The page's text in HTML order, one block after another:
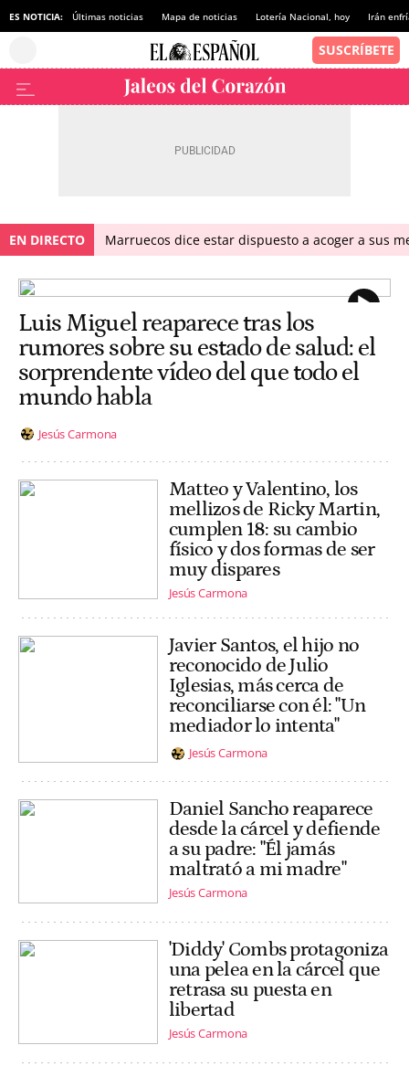
ES NOTICIA: Últimas noticias Mapa de noticias Lotería Nacional, hoy Irán
EN DIRECTO Marruecos dice estar dispuesto a acoger a sus
Luis Miguel reaparece tras los
rumores sobre su estado de salud: el
sorprendente vídeo del que todo el
mundo habla
Jesús Carmona
Matteo y Valentino, los
mellizos de Ricky Martin,
cumplen 18: su cambio
físico y dos formas de ser
muy dispares
Jesús Carmona
Javier Santos, el hijo no
reconocido de Julio
Iglesias, más cerca de
reconciliarse con él: "Un
mediador lo intenta"
Jesús Carmona
Daniel Sancho reaparece
desde la cárcel y defiende
a su padre: "Él jamás
maltrató a mi madre"
Jesús Carmona
'Diddy' Combs protagoniza
una pelea en la cárcel que
retrasa su puesta en
libertad
Jesús Carmona